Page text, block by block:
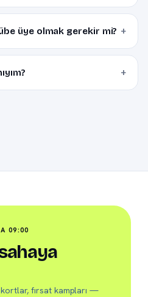
üye olmak gerekir mi?
09:00
fırsat kampları —